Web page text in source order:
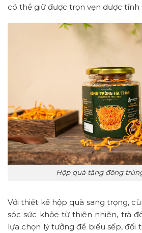
có thể giữ được trọn vẹn dược tính
Hộp quà tặng đông
Với thiết kế hộp quà sang trọng,
sóc sức khỏe từ thiên nhiên, trà
lựa chọn lý tưởng để biếu sếp, đối